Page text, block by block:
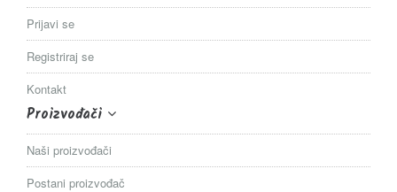
Prijavi se
Registriraj se
Kontakt
Proizvođači
Naši proizvođači
Postani proizvođač